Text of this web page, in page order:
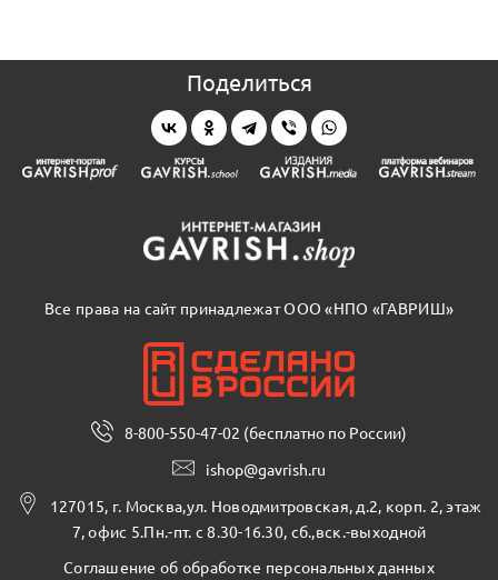
Поделиться
Все права на сайт принадлежат ООО «НПО «ГАВРИШ»
8-800-550-47-02 (бесплатно по России)
ishop@gavrish.ru
127015, г. Москва,ул. Новодмитровская, д.2, корп. 2, этаж
7, офис 5.Пн.-пт. с 8.30-16.30, сб.,вск.-выходной
Соглашение об обработке персональных данных